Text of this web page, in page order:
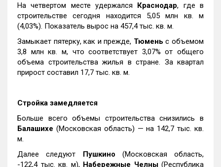
На четвертом месте удержался Краснодар, где в
строительстве сегодня находится 5,05 млн кв. м
(4,03%). Показатель вырос на 457,4 тыс. кв. м.
Замыкает пятерку, как и прежде, Тюмень с объемом
3,8 млн кв. м, что соответствует 3,07% от общего
объема строительства жилья в стране. За квартал
прирост составил 17,7 тыс. кв. м.
Стройка замедляется
Больше всего объемы строительства снизились в
Балашихе (Московская область) — на 142,7 тыс. кв.
м.
Далее следуют Пушкино (Московская область,
-122,4 тыс. кв. м), Набережные Челны(Республика